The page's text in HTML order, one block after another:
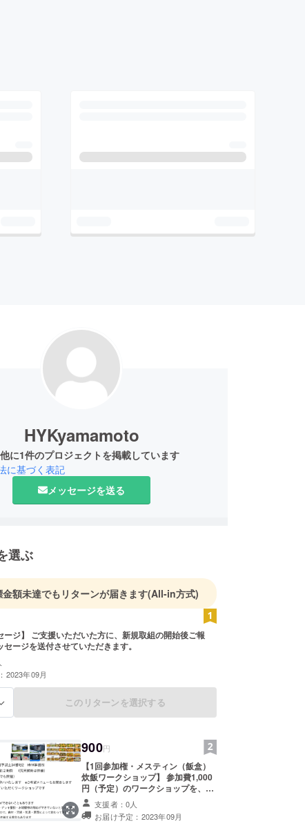
HYKyamamoto
他に1件のプロジェクトを掲載しています
に基づく表記
メッセージを送る
選ぶ
金額未達でもリターンが届きます(All-in方式)
ージ】 ご支援いただいた方に、新規取組の開始後ご報
ージを送付させていただきます。
2023年09月
このリターンを選択する
900円
【1回参加権・メスティン（飯盒）
炊飯ワークショップ】 参加費1,000
円（予定）のワークショップを、1
回ご参加いただけます。 ※事前予約
が必要です ※1年以内にご利用くだ
さい 〈備考〉 参加権管理のため住
支援者：0人
お届け予定：2023年09月